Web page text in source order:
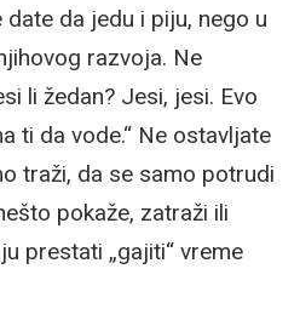
da jedu i piju, nego u
razvoja. Ne
li žedan? Jesi, jesi. Evo
ti da vode.“ Ne ostavljate
traži, da se samo potrudi
pokaže, zatraži ili
prestati „gajiti“ vreme